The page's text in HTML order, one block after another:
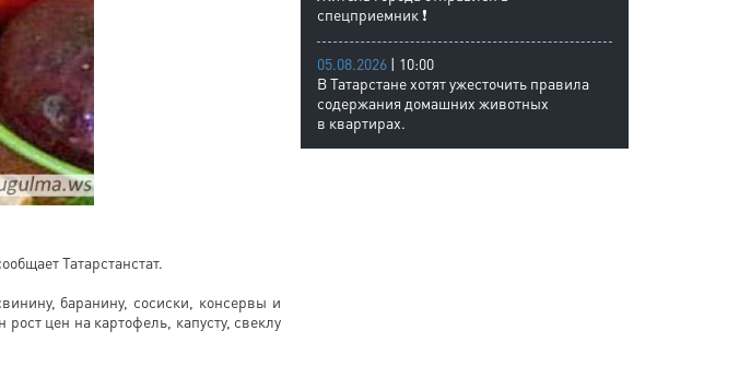
Татарстанстат.
баранину, сосиски, консервы и
цен на картофель, капусту, свеклу
спецприемник ❗
05.08.2026 | 10:00
В Татарстане хотят ужесточить правила
содержания домашних животных
в квартирах.